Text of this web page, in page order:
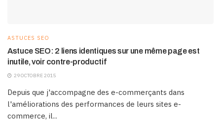
ASTUCES SEO
Astuce SEO: 2 liens identiques sur une même page est
inutile, voir contre-productif
29 OCTOBRE 2015
Depuis que j'accompagne des e-commerçants dans
l'améliorations des performances de leurs sites e-
commerce, il...